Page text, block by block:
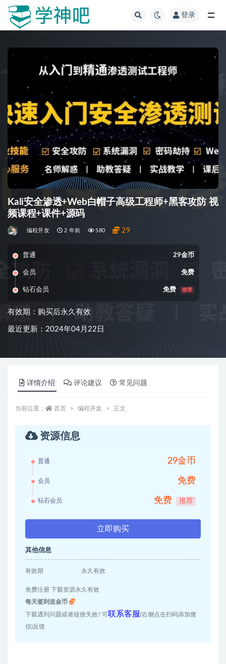
登录
Kali安全渗透+Web白帽子高级工程师+黑客攻防 视
频课程+课件+源码
编程开发 2 年前 580 29
普通 29金币
会员 免费
钻石会员 免费 推荐
有效期：购买后永久有效
最近更新：2024年04月22日
详情介绍 评论建议 常见问题
当前位置： 首页 编程开发 正文
资源信息
普通 29金币
会员 免费
钻石会员 免费 推荐
立即购买
其他信息
有效期 永久有效
免费注册 下载资源永久有效
每天签到送金币
下载遇到问题或者链接失效? 可联系客服(右侧点击扫码添加微
信)反馈